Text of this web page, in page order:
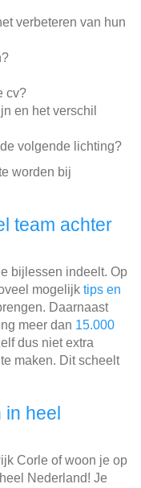
verbeteren van hun
cv?
en het verschil
volgende lichting?
worden bij
team achter
bijlessen indeelt. Op
mogelijk tips en
Daarnaast
meer dan 15.000
dus niet extra
maken. Dit scheelt
in heel
Corle of woon je op
Nederland! Je